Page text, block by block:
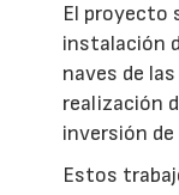
El proyecto
instalación
naves de
realización
inversión
Estos